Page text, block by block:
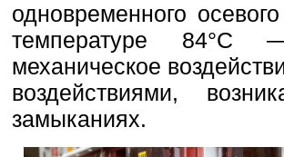
одновременного
температуре 84°C
механическое
воздействиями,
замыканиях.